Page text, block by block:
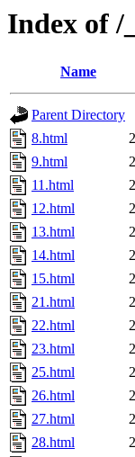
Index of /
Name
Parent Directory
8.html
9.html
11.html
12.html
13.html
14.html
15.html
21.html
22.html
23.html
25.html
26.html
27.html
28.html